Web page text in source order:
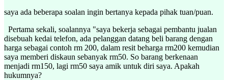
saya ada beberapa soalan ingin bertanya kepada pihak tuan/puan.
Pertama sekali, soalannya "saya bekerja sebagai pembantu jualan
disebuah kedai telefon, ada pelanggan datang beli barang dengan
harga sebagai contoh rm 200, dalam resit beharga rm200 kemudian
saya memberi diskaun sebanyak rm50. So barang berkenaan
menjadi rm150, lagi rm50 saya amik untuk diri saya. Apakah
hukumnya?